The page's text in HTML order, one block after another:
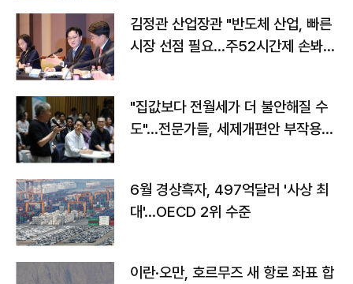
김정관 산업장관 "반도체 산업, 빠른
시장 선점 필요…주52시간제 손봐
"집값보다 전월세가 더 불안해질 수
도"…전문가들, 세제개편안 부작용
6월 경상흑자, 497억달러 '사상 최
대'…OECD 2위 수준
이란·오만, 호르무즈 새 항로 좌표 합